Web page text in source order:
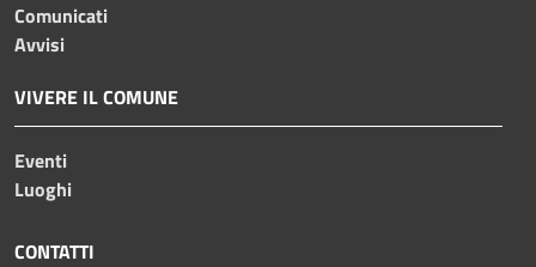
Comunicati
Avvisi
VIVERE IL COMUNE
Eventi
Luoghi
CONTATTI